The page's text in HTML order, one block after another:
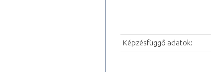
Képzésfüggő adatok: